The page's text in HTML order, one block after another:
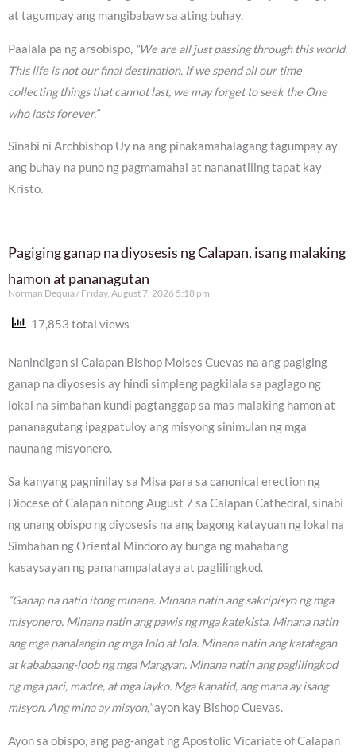
at tagumpay ang mangibabaw sa ating buhay.
Paalala pa ng arsobispo, “We are all just passing through this world.
This life is not our final destination. If we spend all our time
collecting things that cannot last, we may forget to seek the One
who lasts forever.”
Sinabi ni Archbishop Uy na ang pinakamahalagang tagumpay ay
ang buhay na puno ng pagmamahal at nananatiling tapat kay
Kristo.
Pagiging ganap na diyosesis ng Calapan, isang malaking
hamon at pananagutan
Norman Dequia Friday, August 7, 2026 5:18 pm
17,853 total views
Nanindigan si Calapan Bishop Moises Cuevas na ang pagiging
ganap na diyosesis ay hindi simpleng pagkilala sa paglago ng
lokal na simbahan kundi pagtanggap sa mas malaking hamon at
pananagutang ipagpatuloy ang misyong sinimulan ng mga
naunang misyonero.
Sa kanyang pagninilay sa Misa para sa canonical erection ng
Diocese of Calapan nitong August 7 sa Calapan Cathedral, sinabi
ng unang obispo ng diyosesis na ang bagong katayuan ng lokal na
Simbahan ng Oriental Mindoro ay bunga ng mahabang
kasaysayan ng pananampalataya at paglilingkod.
“Ganap na natin itong minana. Minana natin ang sakripisyo ng mga
misyonero. Minana natin ang pawis ng mga katekista. Minana natin
ang mga panalangin ng mga lolo at lola. Minana natin ang katatagan
at kababaang-loob ng mga Mangyan. Minana natin ang paglilingkod
ng mga pari, madre, at mga layko. Mga kapatid, ang mana ay isang
misyon. Ang mina ay misyon,”ayon kay Bishop Cuevas.
Ayon sa obispo, ang pag-angat ng Apostolic Vicariate of Calapan